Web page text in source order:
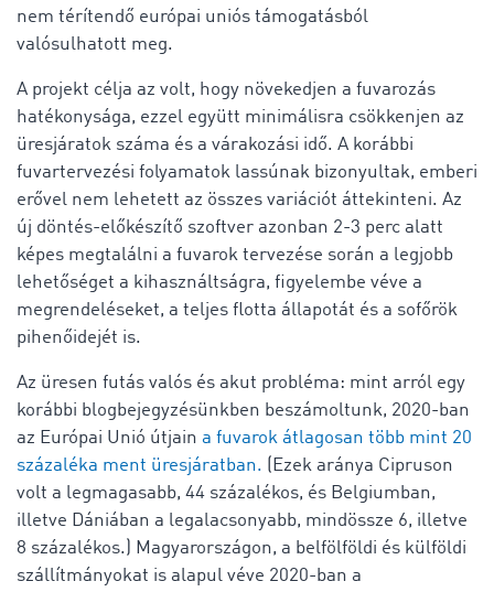
nem térítendő európai uniós támogatásból
valósulhatott meg.
A projekt célja az volt, hogy növekedjen a fuvarozás
hatékonysága, ezzel együtt minimálisra csökkenjen az
üresjáratok száma és a várakozási idő. A korábbi
fuvartervezési folyamatok lassúnak bizonyultak, emberi
erővel nem lehetett az összes variációt áttekinteni. Az
új döntés-előkészítő szoftver azonban 2-3 perc alatt
képes megtalálni a fuvarok tervezése során a legjobb
lehetőséget a kihasználtságra, figyelembe véve a
megrendeléseket, a teljes flotta állapotát és a sofőrök
pihenőidejét is.
Az üresen futás valós és akut probléma: mint arról egy
korábbi blogbejegyzésünkben beszámoltunk, 2020-ban
az Európai Unió útjain a fuvarok átlagosan több mint 20
százaléka ment üresjáratban. (Ezek aránya Cipruson
volt a legmagasabb, 44 százalékos, és Belgiumban,
illetve Dániában a legalacsonyabb, mindössze 6, illetve
8 százalékos.) Magyarországon, a belfölföldi és külföldi
szállítmányokat is alapul véve 2020-ban a